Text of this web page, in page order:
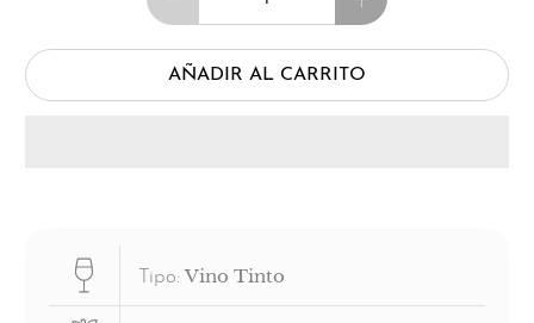
AÑADIR AL CARRITO
Tipo: Vino Tinto